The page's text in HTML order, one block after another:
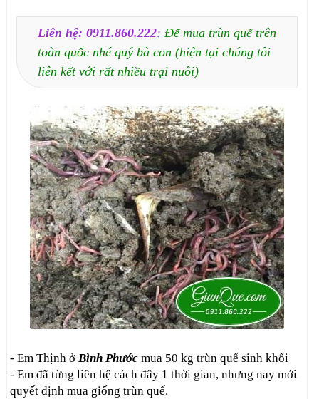
Liên hệ: 0911.860.222:Để mua trùn quế trên
toàn quốc nhé quý bà con (hiện tại chúng tôi
liên kết với rất nhiều trại nuôi)
- Em Thịnh ở Bình Phước mua 50 kg trùn quế sinh khối
- Em đã từng liên hệ cách đây 1 thời gian, nhưng nay mới
quyết định mua giống trùn quế.